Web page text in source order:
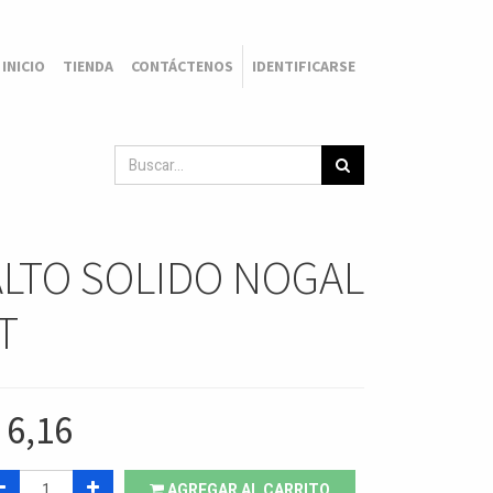
INICIO TIENDA CONTÁCTENOS IDENTIFICARSE
SOLIDO NOGAL
6,16